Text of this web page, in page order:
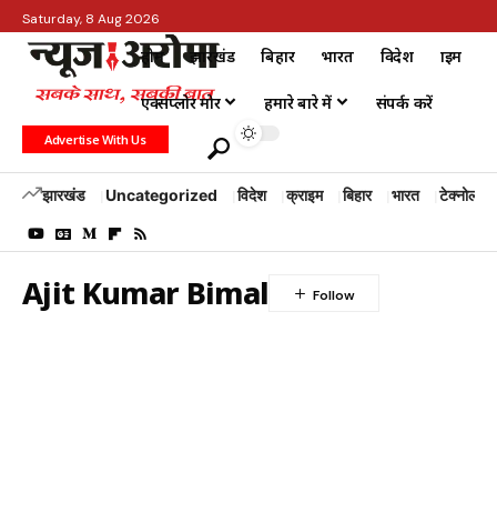
Saturday, 8 Aug 2026
होम झारखंड बिहार भारत विदेश क्राइम
एक्सप्लोर मोर हमारे बारे में संपर्क करें
Advertise With Us
झारखंड Uncategorized विदेश क्राइम बिहार भारत टेक्नोलॉजी
Ajit Kumar Bimal